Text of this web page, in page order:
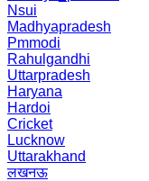
Nsui
Madhyapradesh
Pmmodi
Rahulgandhi
Uttarpradesh
Haryana
Hardoi
Cricket
Lucknow
Uttarakhand
लखनऊ